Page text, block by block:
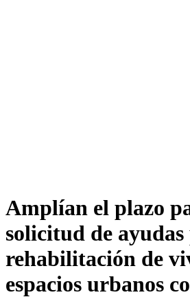
Amplían el plazo
solicitud de
rehabilitación de
espacios urbanos